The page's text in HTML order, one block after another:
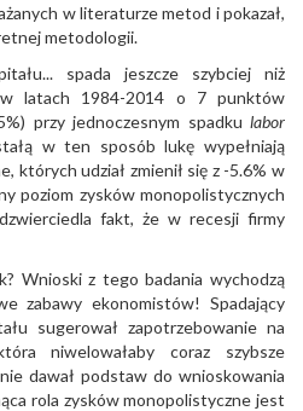
w literaturze metod i pokazał,
metodologii.
spada jeszcze szybciej niż
latach 1984-2014 o 7 punktów
przy jednoczesnym spadku labor
w ten sposób lukę wypełniają
których udział zmienił się z -5.6% w
poziom zysków monopolistycznych
fakt, że w recesji firmy
Wnioski z tego badania wychodzą
zabawy ekonomistów! Spadający
sugerował zapotrzebowanie na
niwelowałaby coraz szybsze
dawał podstaw do wnioskowania
rola zysków monopolistyczne jest